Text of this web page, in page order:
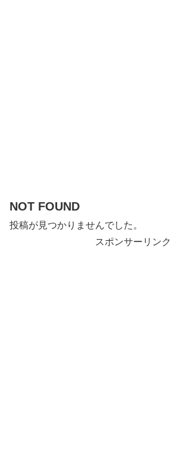
NOT FOUND
投稿が見つかりませんでした。
スポンサーリンク